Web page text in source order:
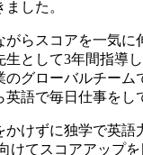
した。
がらスコアを一気に
生として3年間指導
のグローバルチーム
語で毎日仕事をし
かけずに独学で英語
けてスコアアップ